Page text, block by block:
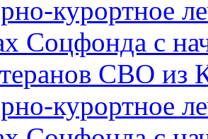
курортное
Соцфонда с
СВО из
курортное